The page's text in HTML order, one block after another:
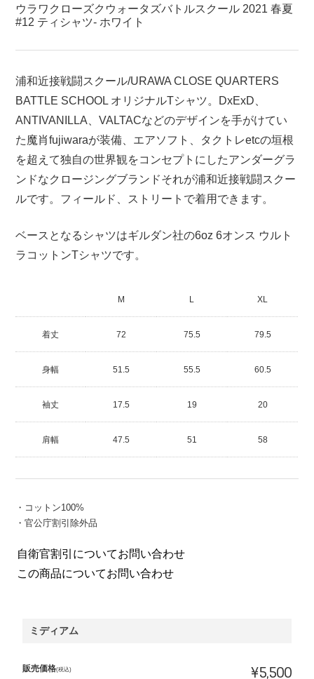
ウラワクローズクウォータズバトルスクール 2021 春夏
#12 ティシャツ- ホワイト
浦和近接戦闘スクール/URAWA CLOSE QUARTERS
BATTLE SCHOOL オリジナルTシャツ。DxExD、
ANTIVANILLA、VALTACなどのデザインを手がけてい
た魔肖fujiwaraが装備、エアソフト、タクトレetcの垣根
を超えて独自の世界観をコンセプトにしたアンダーグラ
ンドなクロージングブランドそれが浦和近接戦闘スクー
ルです。フィールド、ストリートで着用できます。
ベースとなるシャツはギルダン社の6oz 6オンス ウルト
ラコットンTシャツです。
M L XL
着丈 72 75.5 79.5
身幅 51.5 55.5 60.5
袖丈 17.5 19 20
肩幅 47.5 51 58
・コットン100%
・官公庁割引除外品
自衛官割引についてお問い合わせ
この商品についてお問い合わせ
ミディアム
販売価格(税込) ¥5,500